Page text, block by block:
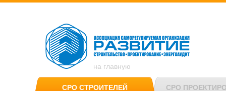
на главную
СРО СТРОИТЕЛЕЙ СРО